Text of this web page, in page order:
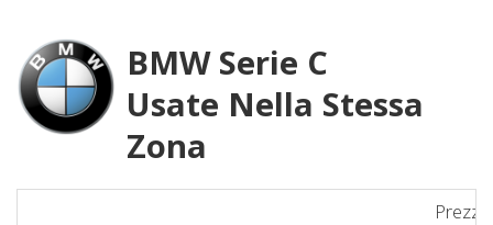
BMW Serie C
Usate Nella Stessa
Zona